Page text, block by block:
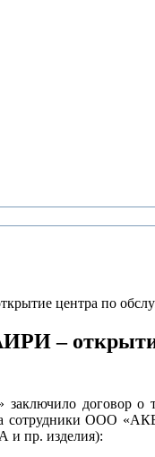
центра по
–
договор о
сотрудники ООО
и пр. изделия):